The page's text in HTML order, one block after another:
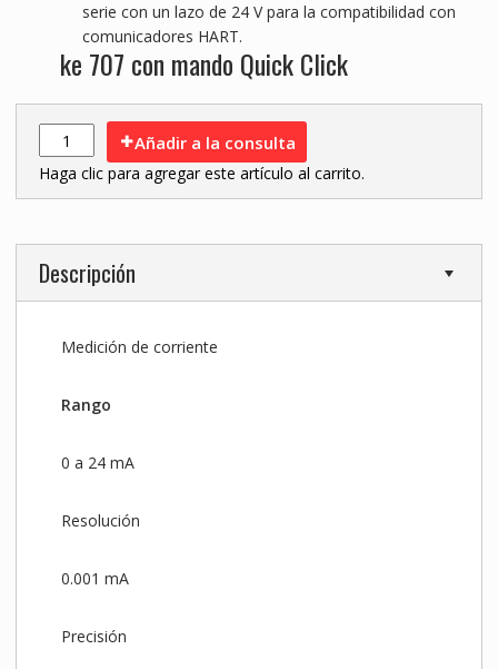
serie con un lazo de 24 V para la compatibilidad con
comunicadores HART.
ke 707 con mando Quick Click
Añadir a la consulta
Haga clic para agregar este artículo al carrito.
Descripción
Medición de corriente
Rango
0 a 24 mA
Resolución
0.001 mA
Precisión